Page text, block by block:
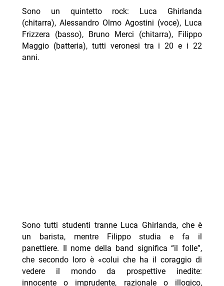
Sono un quintetto rock: Luca Ghirlanda
(chitarra), Alessandro Olmo Agostini (voce), Luca
Frizzera (basso), Bruno Merci (chitarra), Filippo
Maggio (batteria), tutti veronesi tra i 20 e i 22
anni.
Sono tutti studenti tranne Luca Ghirlanda, che è
un barista, mentre Filippo studia e fa il
panettiere. Il nome della band significa “il folle”,
che secondo loro è «colui che ha il coraggio di
vedere il mondo da prospettive inedite:
innocente o imprudente, razionale o illogico,